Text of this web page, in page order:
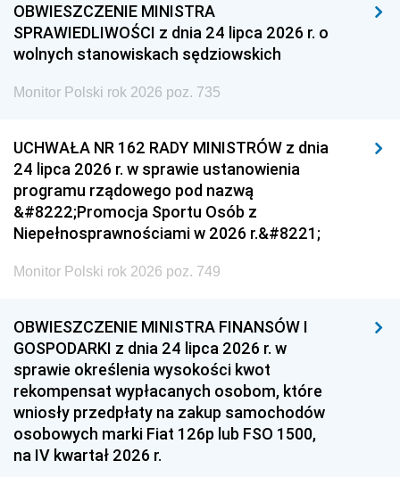
OBWIESZCZENIE MINISTRA
SPRAWIEDLIWOŚCI z dnia 24 lipca 2026 r. o
wolnych stanowiskach sędziowskich
Monitor Polski rok 2026 poz. 735
UCHWAŁA NR 162 RADY MINISTRÓW z dnia
24 lipca 2026 r. w sprawie ustanowienia
programu rządowego pod nazwą
&#8222;Promocja Sportu Osób z
Niepełnosprawnościami w 2026 r.&#8221;
Monitor Polski rok 2026 poz. 749
OBWIESZCZENIE MINISTRA FINANSÓW I
GOSPODARKI z dnia 24 lipca 2026 r. w
sprawie określenia wysokości kwot
rekompensat wypłacanych osobom, które
wniosły przedpłaty na zakup samochodów
osobowych marki Fiat 126p lub FSO 1500,
na IV kwartał 2026 r.